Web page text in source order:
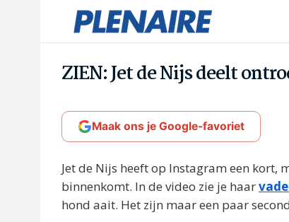
ZIEN: Jet de Nijs deelt
Maak ons je Google-favoriet
Jet de Nijs heeft op Instagram een kort,
binnenkomt. In de video zie je haar
hond aait. Het zijn maar een paar